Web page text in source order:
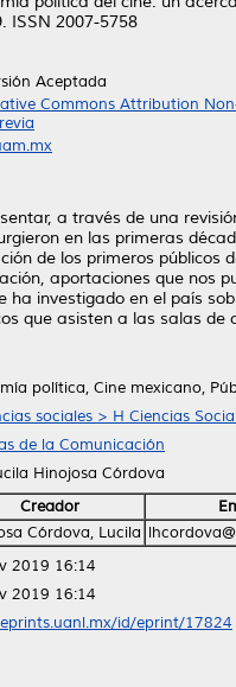
ISSN 2007-5758
Aceptada
Commons Attribution
a través de una
en las primeras
de los primeros públicos
aportaciones que nos
ha investigado en el país
que asisten a las salas
política, Cine mexicano,
sociales > H Ciencias
de la Comunicación
Hinojosa Córdova
Creador
Córdova, Lucila
2019 16:14
2019 16:14
id/eprint/17824